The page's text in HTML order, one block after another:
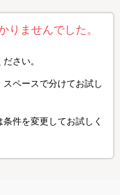
りませんでした。
さい。
ペースで分けてお試し
件を変更してお試しく